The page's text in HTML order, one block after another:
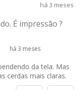
há 3 meses
É impressão ?
há 3 meses
da tela. Mas
cerdas mais claras.